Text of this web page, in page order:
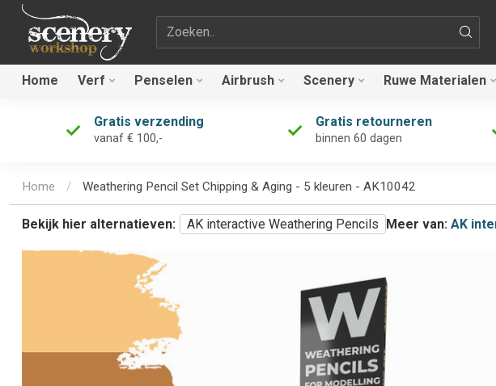
Zoekterm
Home Verf Penselen Airbrush Scenery Ruwe Materialen
Gratis verzending
vanaf € 100,-
Gratis retourneren
binnen 60 dagen
Home / Weathering Pencil Set Chipping & Aging - 5 kleuren - AK10042
Bekijk hier alternatieven: AK interactive Weathering Pencils Meer van: AK